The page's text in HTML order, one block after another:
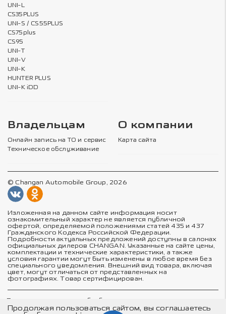
UNI-L
CS35PLUS
UNI-S / CS55PLUS
CS75plus
CS95
UNI-T
UNI-V
UNI-K
HUNTER PLUS
UNI-K iDD
Владельцам
Онлайн запись на ТО и сервис
Техническое обслуживание
О компании
Карта сайта
© Changan Automobile Group, 2026
Изложенная на данном сайте информация носит
ознакомительный характер не является публичной
офертой, определяемой положениями статей 435 и 437
Гражданского Кодекса Российской Федерации.
Подробности актуальных предложений доступны в салонах
официальных дилеров CHANGAN. Указанные на сайте цены,
комплектации и технические характеристики, а также
условия гарантии могут быть изменены в любое время без
специального уведомления. Внешний вид товара, включая
цвет, могут отличаться от представленных на
фотографиях. Товар сертифицирован.
Политика в отношении обработки персональных данных
Политика конфиденциальности
Продолжая пользоваться сайтом, вы соглашаетесь